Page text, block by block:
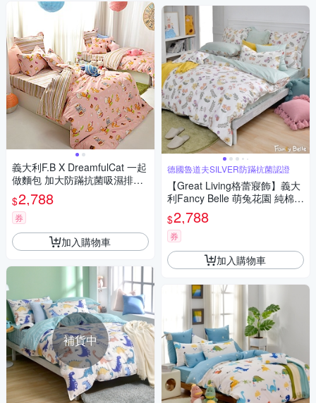
義大利F.B X DreamfulCat 一起
做麵包 加大防蹣抗菌吸濕排汗
兩用被床包組
$2,788
券
加入購物車
補貨中
德國魯道夫SILVER防蹣抗菌認證
【Great Living格蕾寢飾】義大
利Fancy Belle 萌兔花園 純棉加
大四件式防蹣抗菌吸濕排汗兩
用被床包組
$2,788
券
加入購物車